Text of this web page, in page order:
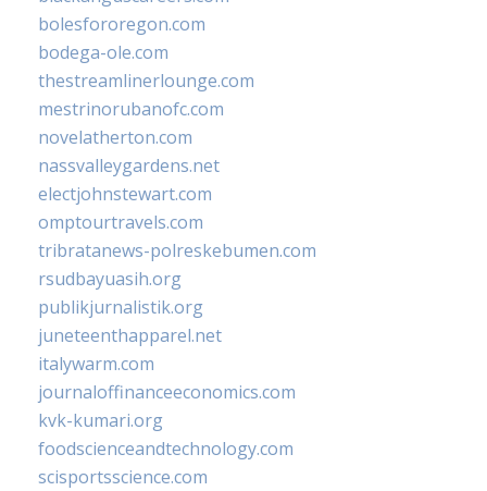
bolesfororegon.com
bodega-ole.com
thestreamlinerlounge.com
mestrinorubanofc.com
novelatherton.com
nassvalleygardens.net
electjohnstewart.com
omptourtravels.com
tribratanews-polreskebumen.com
rsudbayuasih.org
publikjurnalistik.org
juneteenthapparel.net
italywarm.com
journaloffinanceeconomics.com
kvk-kumari.org
foodscienceandtechnology.com
scisportsscience.com